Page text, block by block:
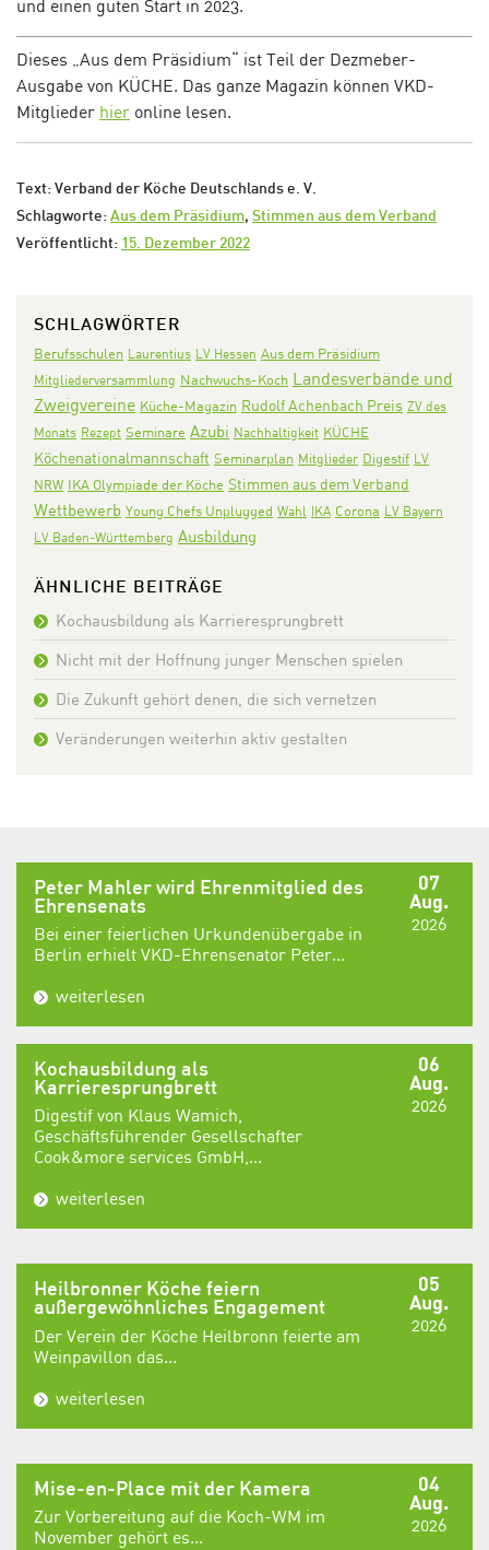
und einen guten Start in 2023.
Dieses „Aus dem Präsidium“ ist Teil der Dezmeber-
Ausgabe von KÜCHE. Das ganze Magazin können VKD-
Mitglieder hier online lesen.
Text: Verband der Köche Deutschlands e. V.
Schlagworte: Aus dem Präsidium, Stimmen aus dem Verband
Veröffentlicht: 15. Dezember 2022
SCHLAGWÖRTER
Berufsschulen Laurentius LV Hessen Aus dem Präsidium
Mitgliederversammlung Nachwuchs-Koch Landesverbände und
Zweigvereine Küche-Magazin Rudolf Achenbach Preis ZV des
Monats Rezept Seminare Azubi Nachhaltigkeit KÜCHE
Köchenationalmannschaft Seminarplan Mitglieder Digestif LV
NRW IKA Olympiade der Köche Stimmen aus dem Verband
Wettbewerb Young Chefs Unplugged Wahl IKA Corona LV Bayern
LV Baden-Württemberg Ausbildung
ÄHNLICHE BEITRÄGE
Kochausbildung als Karrieresprungbrett
Nicht mit der Hoffnung junger Menschen spielen
Die Zukunft gehört denen, die sich vernetzen
Veränderungen weiterhin aktiv gestalten
07
Aug.
2026
Peter Mahler wird Ehrenmitglied des
Ehrensenats
Bei einer feierlichen Urkundenübergabe in
Berlin erhielt VKD-Ehrensenator Peter...
weiterlesen
06
Aug.
2026
Kochausbildung als
Karrieresprungbrett
Digestif von Klaus Wamich,
Geschäftsführender Gesellschafter
Cook&more services GmbH,...
weiterlesen
05
Aug.
2026
Heilbronner Köche feiern
außergewöhnliches Engagement
Der Verein der Köche Heilbronn feierte am
Weinpavillon das...
weiterlesen
04
Aug.
2026
Mise-en-Place mit der Kamera
Zur Vorbereitung auf die Koch-WM im
November gehört es...